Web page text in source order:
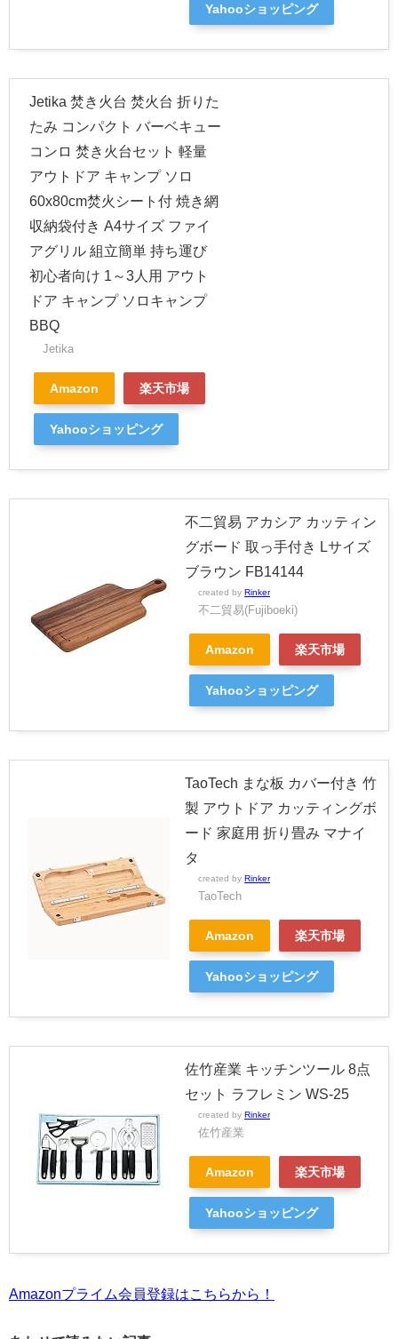
Yahooショッピング
Jetika 焚き火台 焚火台 折りた
たみ コンパクト バーベキュー
コンロ 焚き火台セット 軽量
アウトドア キャンプ ソロ
60x80cm焚火シート付 焼き網
収納袋付き A4サイズ ファイ
アグリル 組立簡単 持ち運び
初心者向け 1～3人用 アウト
ドア キャンプ ソロキャンプ
BBQ
Jetika
Amazon 楽天市場
Yahooショッピング
不二貿易 アカシア カッティン
グボード 取っ手付き Lサイズ
ブラウン FB14144
created by Rinker
不二貿易(Fujiboeki)
Amazon 楽天市場
Yahooショッピング
TaoTech まな板 カバー付き 竹
製 アウトドア カッティングボ
ード 家庭用 折り畳み マナイ
タ
created by Rinker
TaoTech
Amazon 楽天市場
Yahooショッピング
佐竹産業 キッチンツール 8点
セット ラフレミン WS-25
created by Rinker
佐竹産業
Amazon 楽天市場
Yahooショッピング
Amazonプライム会員登録はこちらから！